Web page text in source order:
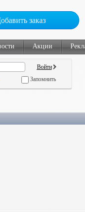
заказ
Акции
Запомнить